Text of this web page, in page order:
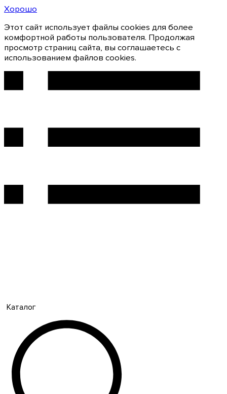
Хорошо
Этот сайт использует файлы cookies для более
комфортной работы пользователя. Продолжая
просмотр страниц сайта, вы соглашаетесь с
использованием файлов cookies.
Каталог